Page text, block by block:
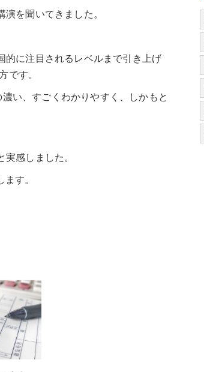
を聞いてきました。
的に注目されるレベルまで引き上げ
です。
い、すごくわかりやすく、しかもと
感しました。
す。